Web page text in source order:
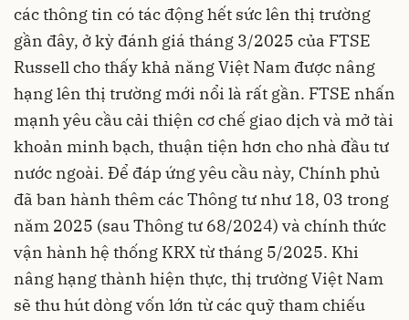
các thông tin có tác động hết sức lên thị trường
gần đây, ở kỳ đánh giá tháng 3/2025 của FTSE
Russell cho thấy khả năng Việt Nam được nâng
hạng lên thị trường mới nổi là rất gần. FTSE nhấn
mạnh yêu cầu cải thiện cơ chế giao dịch và mở tài
khoản minh bạch, thuận tiện hơn cho nhà đầu tư
nước ngoài. Để đáp ứng yêu cầu này, Chính phủ
đã ban hành thêm các Thông tư như 18, 03 trong
năm 2025 (sau Thông tư 68/2024) và chính thức
vận hành hệ thống KRX từ tháng 5/2025. Khi
nâng hạng thành hiện thực, thị trường Việt Nam
sẽ thu hút dòng vốn lớn từ các quỹ tham chiếu